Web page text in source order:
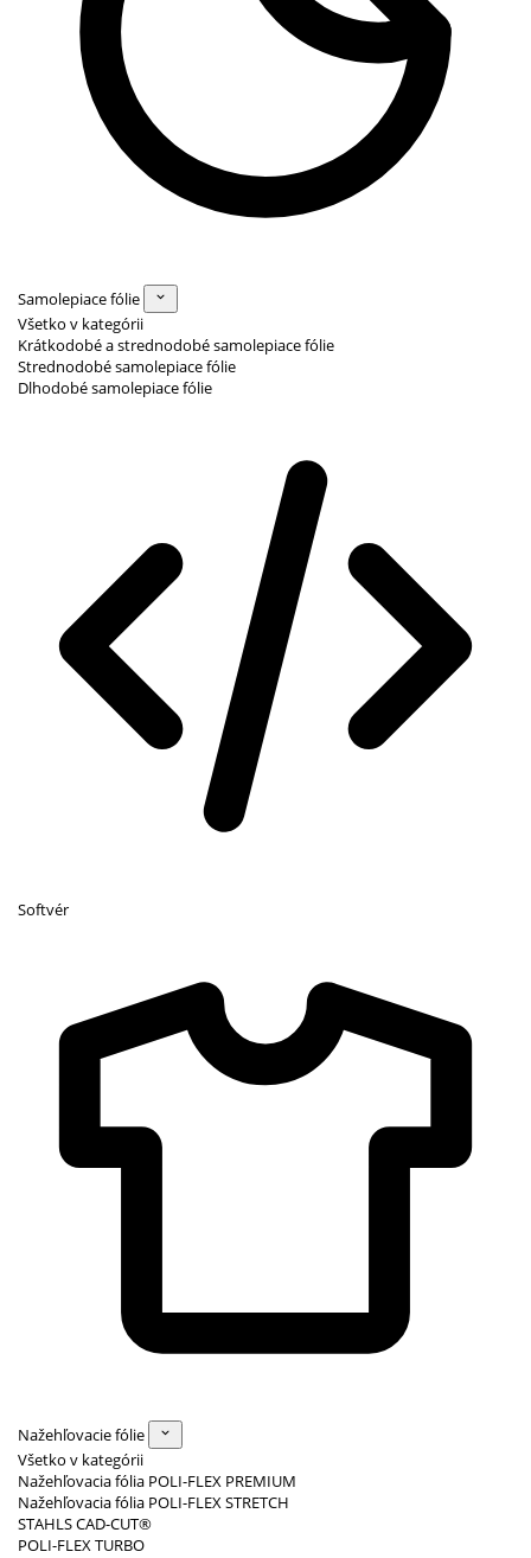
Samolepiace fólie
Všetko v kategórii
Krátkodobé a strednodobé samolepiace fólie
Strednodobé samolepiace fólie
Dlhodobé samolepiace fólie
Softvér
Nažehľovacie fólie
Všetko v kategórii
Nažehľovacia fólia POLI-FLEX PREMIUM
Nažehľovacia fólia POLI-FLEX STRETCH
STAHLS CAD-CUT®
POLI-FLEX TURBO